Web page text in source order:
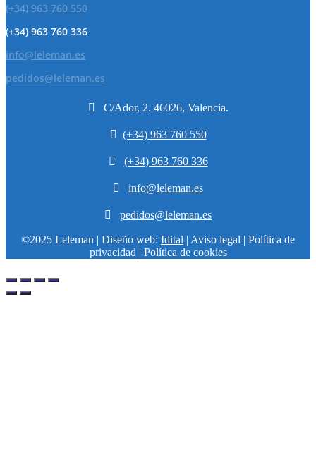
(+34) 963 760 550
(+34) 963 760 336
info@leleman.es
pedidos@leleman.es
 C/Ador, 2. 46026, Valencia.
 (+34) 963 760 550
 (+34) 963 760 336
 info@leleman.es
 pedidos@leleman.es
©2025 Leleman | Diseño web: Idital | Aviso legal | Política de
privacidad | Política de cookies